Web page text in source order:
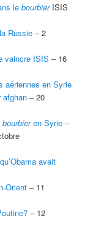
le bourbierISIS
Russie– 2
vaincre ISIS – 16
aériennes en Syrie
afghan– 20
bourbieren Syrie –
avait
Orient– 11
– 12